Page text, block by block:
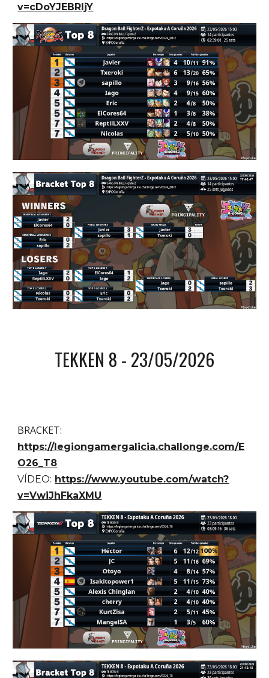
v=cDoYJEBRljY
TEKKEN 8 - 23/05/2026
BRACKET:
https://legiongamergalicia.challonge.com/E
O26_T8
VÍDEO: https://www.youtube.com/watch?
v=VwiJhFkaXMU